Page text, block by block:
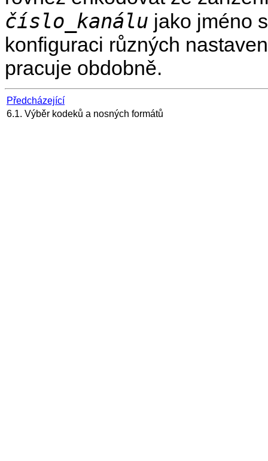
číslo_kanálu jako jméno
konfiguraci různých
pracuje obdobně.
Předcházející
6.1. Výběr kodeků a nosných formátů